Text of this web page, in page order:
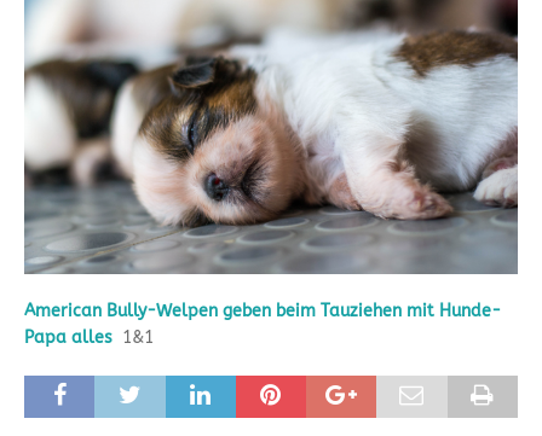
American Bully-Welpen geben beim Tauziehen mit Hunde-
Papa alles 1&1